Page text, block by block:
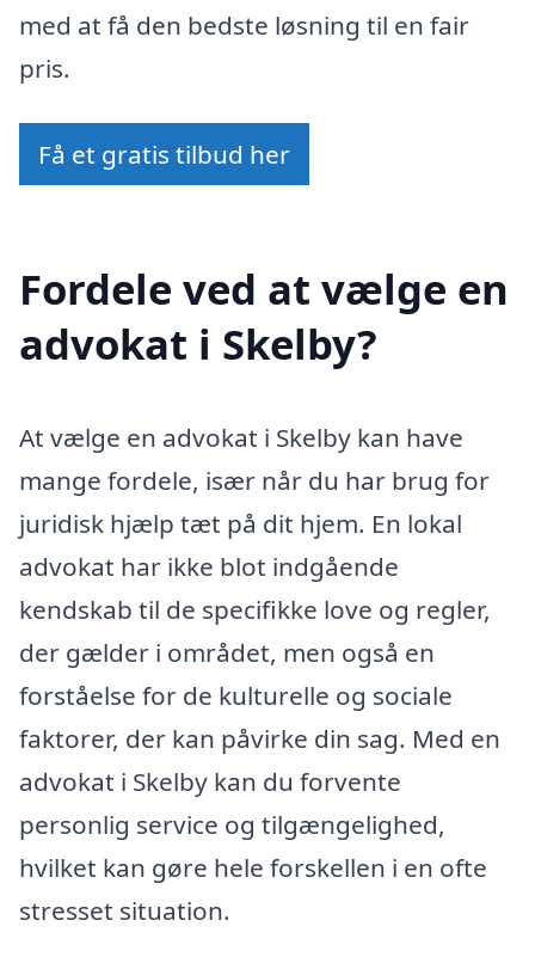
med at få den bedste løsning til en fair
pris.
Få et gratis tilbud her
Fordele ved at vælge en
advokat i Skelby?
At vælge en advokat i Skelby kan have
mange fordele, især når du har brug for
juridisk hjælp tæt på dit hjem. En lokal
advokat har ikke blot indgående
kendskab til de specifikke love og regler,
der gælder i området, men også en
forståelse for de kulturelle og sociale
faktorer, der kan påvirke din sag. Med en
advokat i Skelby kan du forvente
personlig service og tilgængelighed,
hvilket kan gøre hele forskellen i en ofte
stresset situation.